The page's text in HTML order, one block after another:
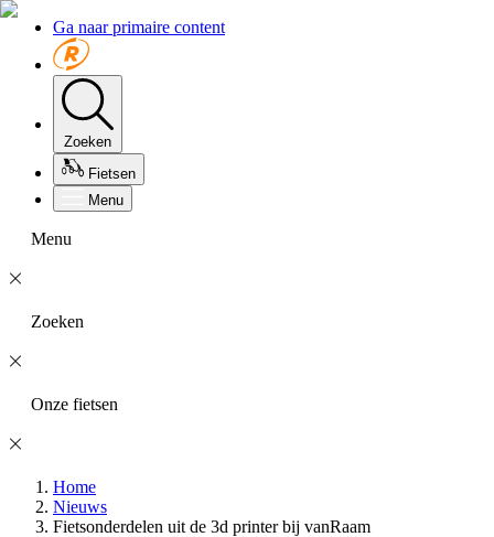
Ga naar primaire content
Zoeken
Fietsen
Menu
Menu
Zoeken
Onze fietsen
Home
Nieuws
Fietsonderdelen uit de 3d printer bij vanRaam